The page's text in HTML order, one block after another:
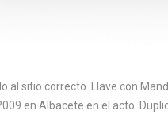
al sitio correcto. Llave con
en Albacete en el acto.